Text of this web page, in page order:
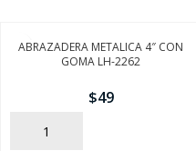
ABRAZADERA METALICA 4″ CON
GOMA LH-2262
$49
AÑADIR